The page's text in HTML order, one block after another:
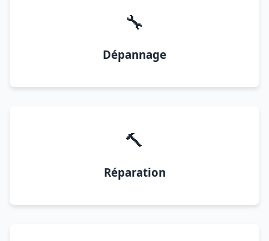
🔧
Dépannage
🔨
Réparation